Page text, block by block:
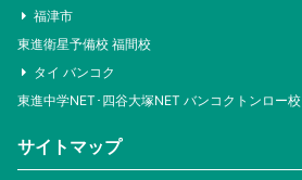
福津市
東進衛星予備校 福間校
タイ バンコク
東進中学NET･四谷大塚NET バンコクトンロー校
サイトマップ